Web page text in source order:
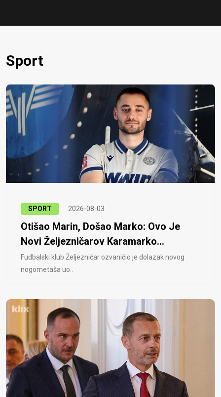
Sport
SPORT 2026-08-03
Otišao Marin, Došao Marko: Ovo Je
Novi Željezničarov Karamarko...
Fudbalski klub Željezničar ozvaničio je dolazak novog
nogometaša uo..